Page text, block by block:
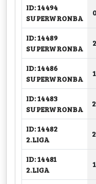
ID: 14494
SUPERWRONBA
ID: 14489
SUPERWRONBA
ID: 14486
SUPERWRONBA
ID: 14483
SUPERWRONBA
ID: 14482
2.LIGA
ID: 14481
2.LIGA